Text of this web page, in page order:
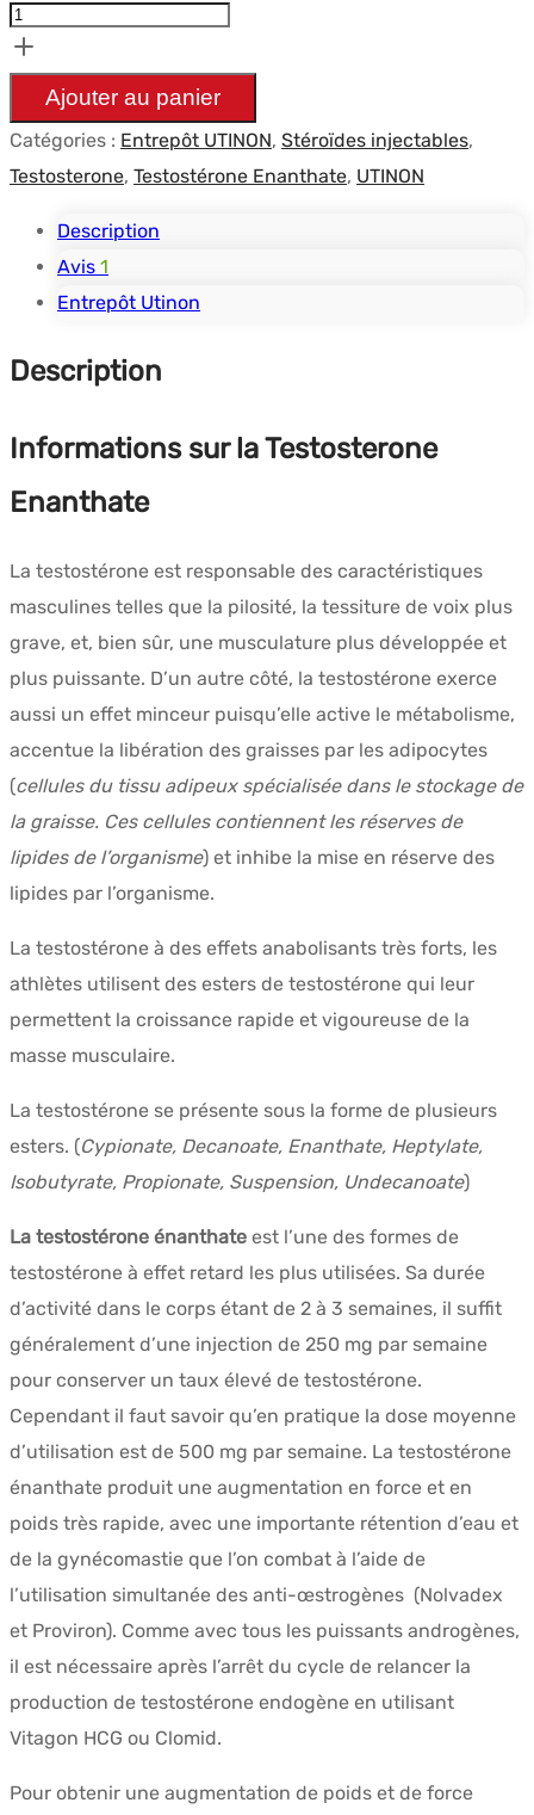
de
E
-
Testosterone
Enanthate
250
mg/ml
10ml
UTINON
Ajouter au panier
Catégories : Entrepôt UTINON, Stéroïdes injectables,
Testosterone, Testostérone Enanthate, UTINON
Description
Avis 1
Entrepôt Utinon
Description
Informations sur la Testosterone
Enanthate
La testostérone est responsable des caractéristiques
masculines telles que la pilosité, la tessiture de voix plus
grave, et, bien sûr, une musculature plus développée et
plus puissante. D’un autre côté, la testostérone exerce
aussi un effet minceur puisqu’elle active le métabolisme,
accentue la libération des graisses par les adipocytes
(cellules du tissu adipeux spécialisée dans le stockage de
la graisse. Ces cellules contiennent les réserves de
lipides de l’organisme) et inhibe la mise en réserve des
lipides par l’organisme.
La testostérone à des effets anabolisants très forts, les
athlètes utilisent des esters de testostérone qui leur
permettent la croissance rapide et vigoureuse de la
masse musculaire.
La testostérone se présente sous la forme de plusieurs
esters. (Cypionate, Decanoate, Enanthate, Heptylate,
Isobutyrate, Propionate, Suspension, Undecanoate)
La testostérone énanthate est l’une des formes de
testostérone à effet retard les plus utilisées. Sa durée
d’activité dans le corps étant de 2 à 3 semaines, il suffit
généralement d’une injection de 250 mg par semaine
pour conserver un taux élevé de testostérone.
Cependant il faut savoir qu’en pratique la dose moyenne
d’utilisation est de 500 mg par semaine. La testostérone
énanthate produit une augmentation en force et en
poids très rapide, avec une importante rétention d’eau et
de la gynécomastie que l’on combat à l’aide de
l’utilisation simultanée des anti-œstrogènes (Nolvadex
et Proviron). Comme avec tous les puissants androgènes,
il est nécessaire après l’arrêt du cycle de relancer la
production de testostérone endogène en utilisant
Vitagon HCG ou Clomid.
Pour obtenir une augmentation de poids et de force